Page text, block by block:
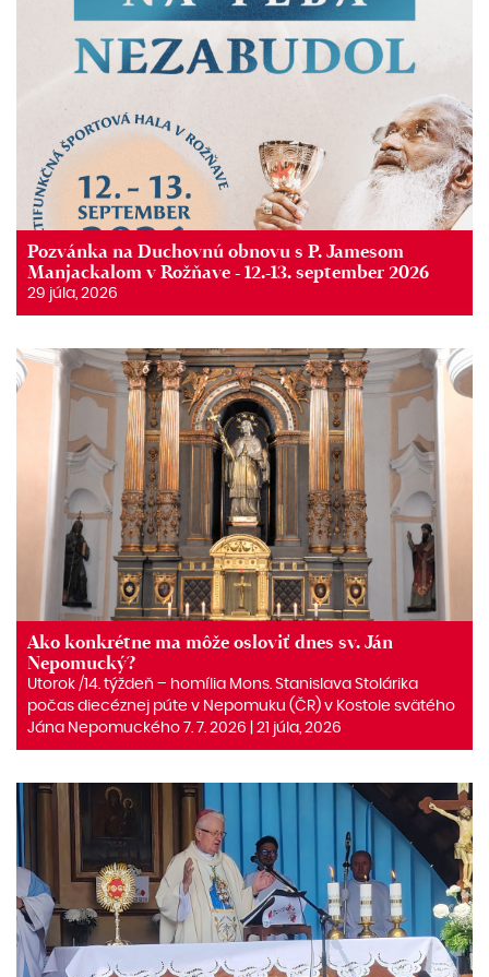
Pozvánka na Duchovnú obnovu s P. Jamesom
Manjackalom v Rožňave - 12.-13. september 2026
29 júla, 2026
Ako konkrétne ma môže osloviť dnes sv. Ján
Nepomucký?
Utorok /14. týždeň – homília Mons. Stanislava Stolárika
počas diecéznej púte v Nepomuku (ČR) v Kostole svätého
Jána Nepomuckého 7. 7. 2026 | 21 júla, 2026